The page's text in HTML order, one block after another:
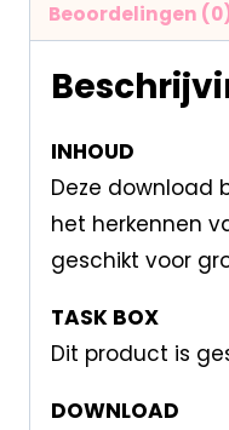
Beoordelingen
INHOUD
Deze download
het herkennen
geschikt voor
TASK BOX
Dit product is
DOWNLOAD